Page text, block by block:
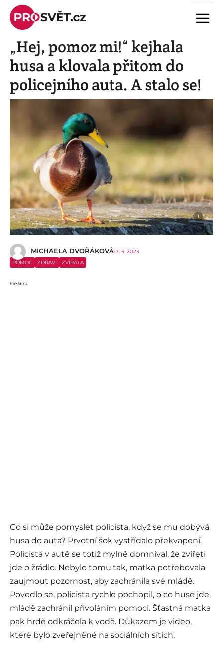
Skip
content
Menu
„Hej, pomoz mi!“ kejhala
husa a klovala přitom do
policejního auta. A stalo se!
i
MICHAELA DVOŘÁKOVÁ13. 5. 2023
POMOC
ZDRAVÍ ZVÍŘATA
Reklama
Co si může pomyslet policista, když se mu dobývá
husa do auta? Prvotní šok vystřídalo překvapení.
Policista v autě se totiž mylně domníval, že zvířeti
jde o žrádlo. Nebylo tomu tak, matka potřebovala
zaujmout pozornost, aby zachránila své mládě.
Povedlo se, policista rychle pochopil, o co huse jde,
mládě zachránil přivoláním pomoci. Šťastná matka
pak hrdě odkráčela k vodě. Důkazem je video,
které bylo zveřejněné na sociálních sítích.